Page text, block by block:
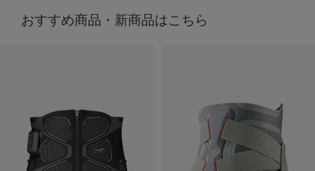
#リカバリーウェア
#着るだけで疲労回復
天然鉱石が身体から放出される遠赤外線（体温）を輻射
（ふくしゃ）することで血行促進してくれるみたい🫶😉
#PR
#SIXPAD
#シックスパッド
#着るだけで疲労回復
おすすめ商品・新商品はこちら